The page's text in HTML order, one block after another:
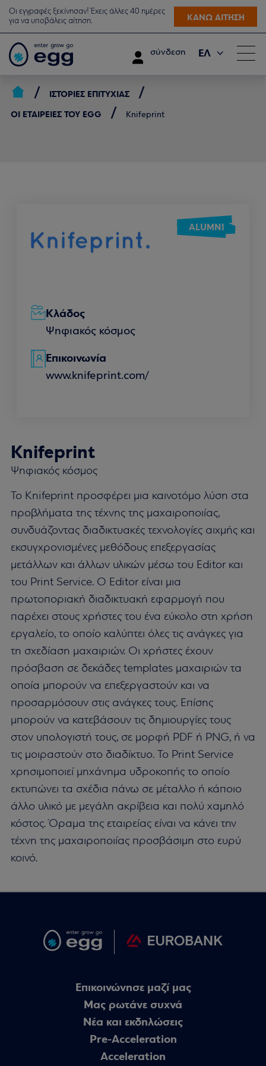
Οι εγγραφές ξεκίνησαν! Έχεις άλλες 40 ημέρες
για να υποβάλεις αίτηση.
ΚΑΝΩ ΑΙΤΗΣΗ
σύνδεση ΕΛ
ΙΣΤΟΡΊΕΣ ΕΠΙΤΥΧΊΑΣ
ΟΙ ΕΤΑΙΡΕΊΕΣ ΤΟΥ EGG
Knifeprint
ALUMNI
Κλάδος
Ψηφιακός κόσμος
Επικοινωνία
www.knifeprint.com/
Knifeprint
Ψηφιακός κόσμος
Το Knifeprint προσφέρει μια καινοτόμο λύση στα
προβλήματα της τέχνης της μαχαιροποιίας,
συνδυάζοντας διαδικτυακές τεχνολογίες αιχμής και
εκσυγχρονισμένες μεθόδους επεξεργασίας
μετάλλων και άλλων υλικών μέσω του Editor και
του Print Service. Ο Editor είναι μια
πρωτοποριακή διαδικτυακή εφαρμογή που
παρέχει στους χρήστες του ένα εύκολο στη χρήση
εργαλείο, το οποίο καλύπτει όλες τις ανάγκες για
τη σχεδίαση μαχαιριών. Οι χρήστες έχουν
πρόσβαση σε δεκάδες templates μαχαιριών τα
οποία μπορούν να επεξεργαστούν και να
προσαρμόσουν στις ανάγκες τους. Επίσης
μπορούν να κατεβάσουν τις δημιουργίες τους
στον υπολογιστή τους, σε μορφή PDF ή PNG, ή να
τις μοιραστούν στο διαδίκτυο. Το Print Service
χρησιμοποιεί μηχάνημα υδροκοπής το οποίο
εκτυπώνει τα σχέδια πάνω σε μέταλλο ή κάποιο
άλλο υλικό με μεγάλη ακρίβεια και πολύ χαμηλό
κόστος. Όραμα της εταιρείας είναι να κάνει την
τέχνη της μαχαιροποιίας προσβάσιμη στο ευρύ
κοινό.
Επικοινώνησε μαζί μας
Μας ρωτάνε συχνά
Nέα και εκδηλώσεις
Pre-Acceleration
Acceleration